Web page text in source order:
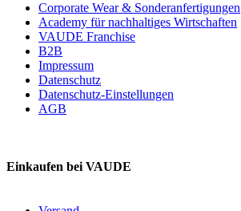
Corporate Wear & Sonderanfertigungen
Academy für nachhaltiges Wirtschaften
VAUDE Franchise
B2B
Impressum
Datenschutz
Datenschutz-Einstellungen
AGB
Einkaufen bei VAUDE